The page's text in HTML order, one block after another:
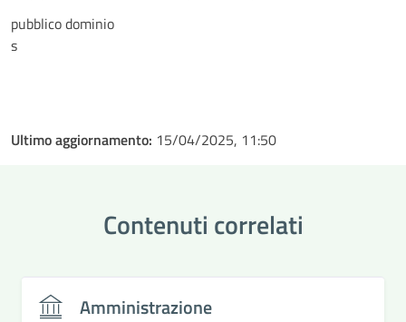
pubblico dominio
s
Ultimo aggiornamento: 15/04/2025, 11:50
Contenuti correlati
Amministrazione